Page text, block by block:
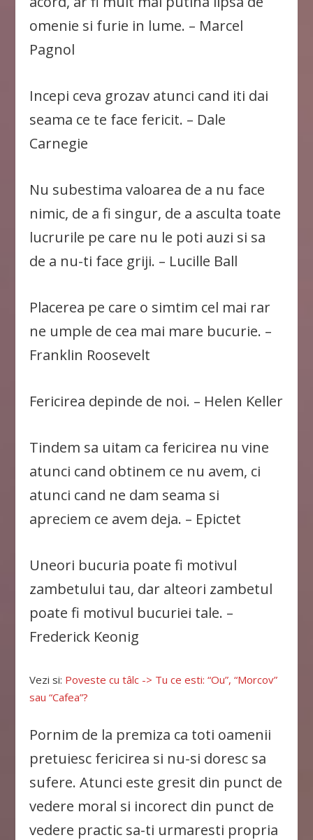
omenie si furie in lume. – Marcel
Pagnol
Incepi ceva grozav atunci cand iti dai
seama ce te face fericit. – Dale
Carnegie
Nu subestima valoarea de a nu face
nimic, de a fi singur, de a asculta toate
lucrurile pe care nu le poti auzi si sa
de a nu-ti face griji. – Lucille Ball
Placerea pe care o simtim cel mai rar
ne umple de cea mai mare bucurie. –
Franklin Roosevelt
Fericirea depinde de noi. – Helen Keller
Tindem sa uitam ca fericirea nu vine
atunci cand obtinem ce nu avem, ci
atunci cand ne dam seama si
apreciem ce avem deja. – Epictet
Uneori bucuria poate fi motivul
zambetului tau, dar alteori zambetul
poate fi motivul bucuriei tale. –
Frederick Keonig
Vezi si: Poveste cu tâlc -> Tu ce esti: “Ou”, “Morcov”
sau “Cafea”?
Pornim de la premiza ca toti oamenii
pretuiesc fericirea si nu-si doresc sa
sufere. Atunci este gresit din punct de
vedere moral si incorect din punct de
vedere practic sa-ti urmaresti propria